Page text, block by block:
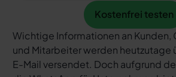
Kostenfrei testen
Kostenfrei testen
Wichtige Informationen an Kunden,
und Mitarbeiter werden heutzutage
E-Mail versendet. Doch aufgrund